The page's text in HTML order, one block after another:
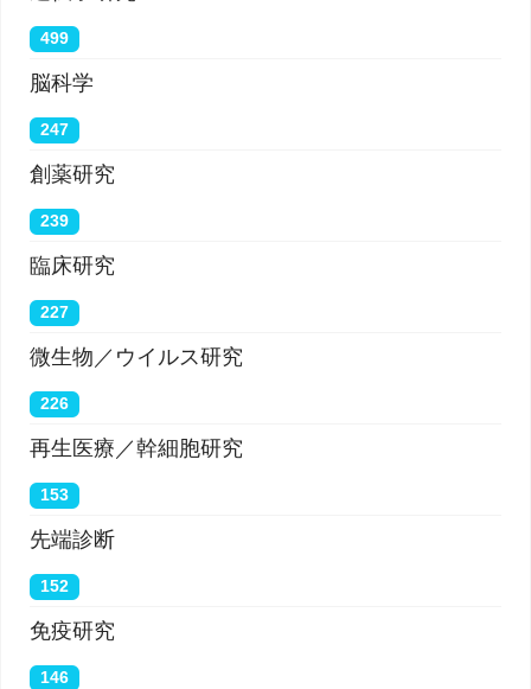
499
脳科学
247
創薬研究
239
臨床研究
227
微生物／ウイルス研究
226
再生医療／幹細胞研究
153
先端診断
152
免疫研究
146